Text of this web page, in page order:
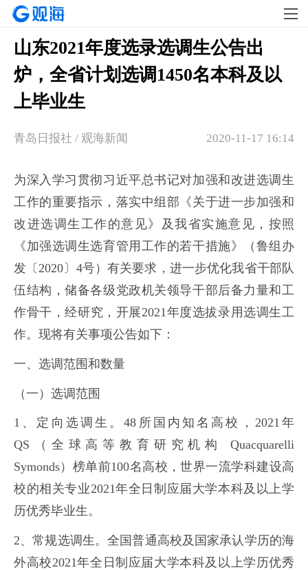
山东2021年度选录选调生公告出
炉，全省计划选调1450名本科及以
上毕业生
2020-11-17 16:14
青岛日报社 / 观海新闻
为深入学习贯彻习近平总书记对加强和改进选调生
工作的重要指示，落实中组部《关于进一步加强和
改进选调生工作的意见》及我省实施意见，按照
《加强选调生选育管用工作的若干措施》（鲁组办
发〔2020〕4号）有关要求，进一步优化我省干部队
伍结构，储备各级党政机关领导干部后备力量和工
作骨干，经研究，开展2021年度选拔录用选调生工
作。现将有关事项公告如下：
一、选调范围和数量
（一）选调范围
1、定向选调生。48所国内知名高校，2021年
QS（全球高等教育研究机构 Quacquarelli
Symonds）榜单前100名高校，世界一流学科建设高
校的相关专业2021年全日制应届大学本科及以上学
历优秀毕业生。
2、常规选调生。全国普通高校及国家承认学历的海
外高校2021年全日制应届大学本科及以上学历优秀